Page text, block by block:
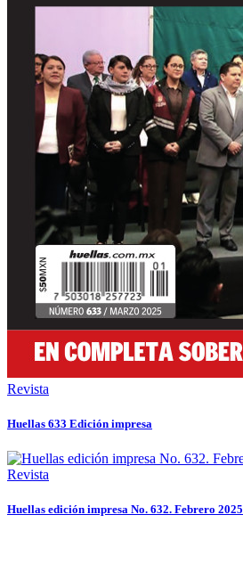
Revista
Huellas 633 Edición impresa
Revista
Huellas edición impresa No. 632. Febrero 2025